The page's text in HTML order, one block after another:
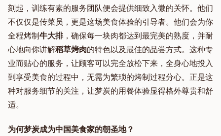
刻起，训练有素的服务团队便会提供细致入微的关怀。他们
不仅仅是传菜员，更是这场美食体验的引导者。他们会为你
全程烤制牛大排，确保每一块肉都达到最完美的熟度，并耐
心地向你讲解稻草烤肉的特色以及最佳的品尝方式。这种专
业而贴心的服务，让顾客可以完全放松下来，全身心地投入
到享受美食的过程中，无需为繁琐的烤制过程分心。正是这
种对服务细节的关注，让梦炭的用餐体验显得格外尊贵和舒
适。
为何梦炭成为中国美食家的朝圣地？